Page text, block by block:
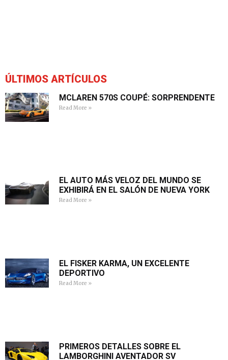
ÚLTIMOS ARTÍCULOS
MCLAREN 570S COUPÉ: SORPRENDENTE
Read More »
EL AUTO MÁS VELOZ DEL MUNDO SE
EXHIBIRÁ EN EL SALÓN DE NUEVA YORK
Read More »
EL FISKER KARMA, UN EXCELENTE
DEPORTIVO
Read More »
PRIMEROS DETALLES SOBRE EL
LAMBORGHINI AVENTADOR SV